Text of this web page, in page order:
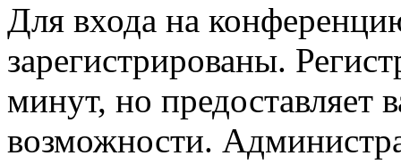
Для входа на
зарегистрированы.
минут, но предоставляет
возможности.